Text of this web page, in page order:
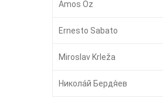
Amos Oz
Ernesto Sabato
Miroslav Krleža
Никола́й Бердя́ев